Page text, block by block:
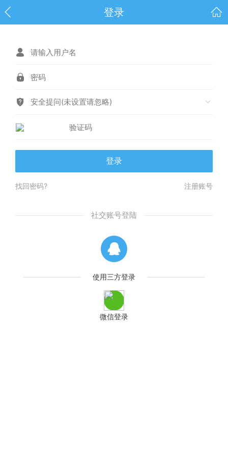
登录
安全提问(未设置请忽略)
登录
找回密码? 注册账号
社交账号登陆
使用三方登录
微信登录